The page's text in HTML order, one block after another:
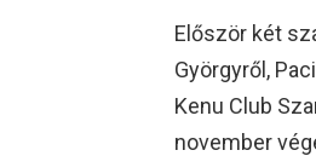
Először két
Györgyről,
Kenu Club
november